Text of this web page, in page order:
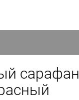
сарафан